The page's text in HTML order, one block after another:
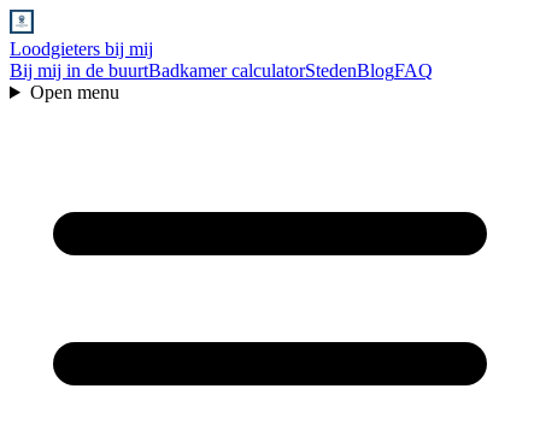
Loodgieters bij mij
Bij mij in de buurtBadkamer calculatorStedenBlogFAQ
Open menu